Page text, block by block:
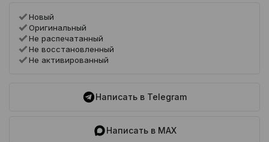
Новый
Оригинальный
Не распечатанный
Не восстановленный
Не активированный
Написать в Telegram
Написать в MAX